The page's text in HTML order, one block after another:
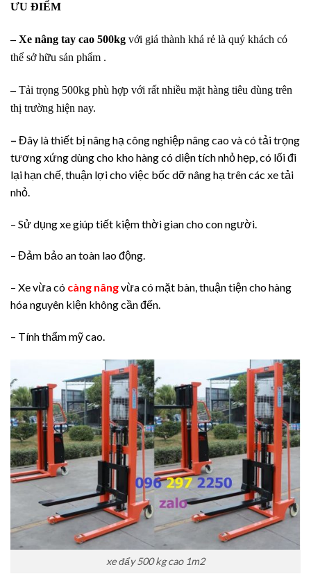
ƯU ĐIỂM
–Xe nâng tay cao 500kg với giá thành khá rẻ là quý khách có
thể sở hữu sản phẩm .
–Tải trọng 500kg phù hợp với rất nhiều mặt hàng tiêu dùng trên
thị trường hiện nay.
– Đây là thiết bị nâng hạ công nghiệp nâng cao và có tải trọng
tương xứng dùng cho kho hàng có diện tích nhỏ hẹp, có lối đi
lại hạn chế, thuận lợi cho việc bốc dỡ nâng hạ trên các xe tải
nhỏ.
– Sử dụng xe giúp tiết kiệm thời gian cho con người.
– Đảm bảo an toàn lao động.
– Xe vừa có càng nângvừa có mặt bàn, thuận tiện cho hàng
hóa nguyên kiện không cần đến.
– Tính thẩm mỹ cao.
xe đẩy 500 kg cao 1m2